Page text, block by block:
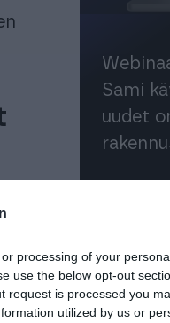
processing of your
use the below opt-out
request is processed you
utilized by us or
Sami
uudet